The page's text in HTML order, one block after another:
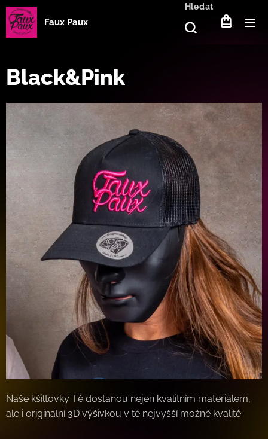
Faux Paux
Hledat
Black&Pink
Naše kšiltovky Tě dostanou nejen kvalitním materiálem,
ale i originální 3D výšivkou v té nejvyšší možné kvalitě